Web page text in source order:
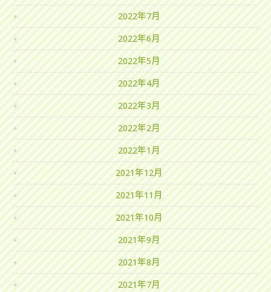
2022年7月
2022年6月
2022年5月
2022年4月
2022年3月
2022年2月
2022年1月
2021年12月
2021年11月
2021年10月
2021年9月
2021年8月
2021年7月